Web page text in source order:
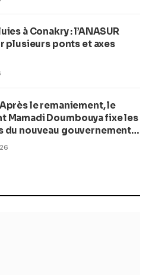
à Conakry : l’ANASUR
plusieurs ponts et axes
le remaniement, le
Mamadi Doumbouya fixe les
du nouveau gouvernement